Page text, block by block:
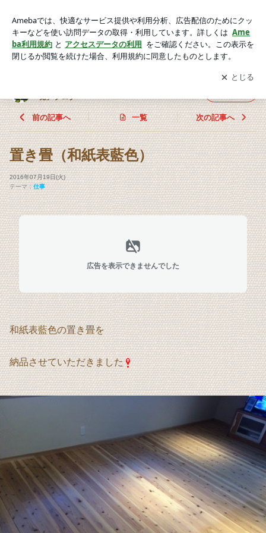
「一畳入魂」ブログ
アプリをダウンロードして ブログの更新通知
を受け取りまし
ょう。
開く
魂」ブログ
前の記事へ 一覧 次の記事へ
置き畳（和紙表藍色）
2016年07月19日(火)
テーマ：仕事
広告を表示できませんでした
和紙表藍色の置き畳を
納品させていただきました